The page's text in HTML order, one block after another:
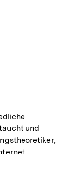
und